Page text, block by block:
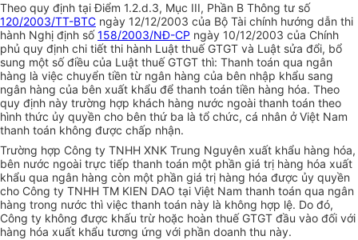
Theo quy định tại Điểm 1.2.d.3, Mục III, Phần B Thông tư số
120/2003/TT-BTC ngày 12/12/2003 của Bộ Tài chính hướng dẫn thi
hành Nghị định số158/2003/NĐ-CP ngày 10/12/2003 của Chính
phủ quy định chi tiết thi hành Luật thuế GTGT và Luật sửa đổi, bổ
sung một số điều của Luật thuế GTGT thì: Thanh toán qua ngân
hàng là việc chuyển tiền từ ngân hàng của bên nhập khẩu sang
ngân hàng của bên xuất khẩu để thanh toán tiền hàng hóa. Theo
quy định này trường hợp khách hàng nước ngoài thanh toán theo
hình thức ủy quyền cho bên thứ ba là tổ chức, cá nhân ở Việt Nam
thanh toán không được chấp nhận.
Trường hợp Công ty TNHH XNK Trung Nguyên xuất khẩu hàng hóa,
bên nước ngoài trực tiếp thanh toán một phần giá trị hàng hóa xuất
khẩu qua ngân hàng còn một phần giá trị hàng hóa được ủy quyền
cho Công ty TNHH TM KIEN DAO tại Việt Nam thanh toán qua ngân
hàng trong nước thì việc thanh toán này là không hợp lệ. Do đó,
Công ty không được khấu trừ hoặc hoàn thuế GTGT đầu vào đối với
hàng hóa xuất khẩu tương ứng với phần doanh thu này.